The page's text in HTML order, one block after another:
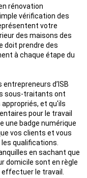
rénovation
vérification des
votre
des maisons des
doit prendre des
à chaque étape du
d’ISB
sous-traitants ont
et qu'ils
pour le travail
une badge numérique
vos clients et vous
qualifications.
en sachant que
domicile sont en règle
le travail.